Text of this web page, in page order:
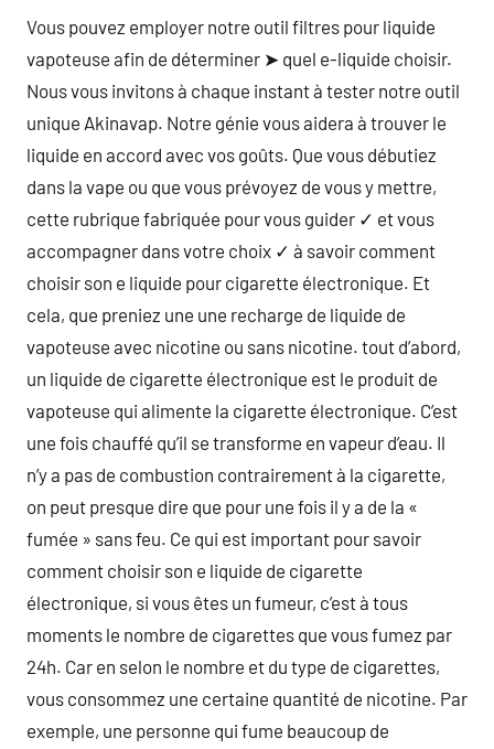
Vous pouvez employer notre outil filtres pour liquide
vapoteuse afin de déterminer ➤ quel e-liquide choisir.
Nous vous invitons à chaque instant à tester notre outil
unique Akinavap. Notre génie vous aidera à trouver le
liquide en accord avec vos goûts. Que vous débutiez
dans la vape ou que vous prévoyez de vous y mettre,
cette rubrique fabriquée pour vous guider ✓ et vous
accompagner dans votre choix ✓ à savoir comment
choisir son e liquide pour cigarette électronique. Et
cela, que preniez une une recharge de liquide de
vapoteuse avec nicotine ou sans nicotine. tout d’abord,
un liquide de cigarette électronique est le produit de
vapoteuse qui alimente la cigarette électronique. C’est
une fois chauffé qu’il se transforme en vapeur d’eau. Il
n’y a pas de combustion contrairement à la cigarette,
on peut presque dire que pour une fois il y a de la «
fumée » sans feu. Ce qui est important pour savoir
comment choisir son e liquide de cigarette
électronique, si vous êtes un fumeur, c’est à tous
moments le nombre de cigarettes que vous fumez par
24h. Car en selon le nombre et du type de cigarettes,
vous consommez une certaine quantité de nicotine. Par
exemple, une personne qui fume beaucoup de